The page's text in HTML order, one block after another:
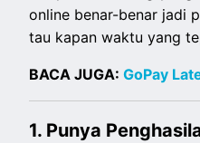
online benar-benar jadi
tau kapan waktu yang
BACA JUGA:GoPay
1. Punya